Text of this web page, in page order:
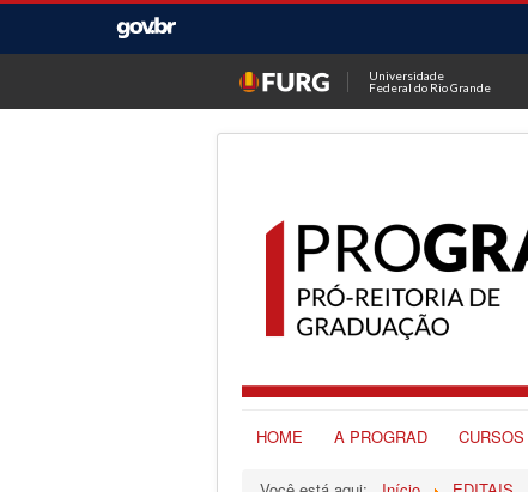
Universidade
Federal do Rio Grande
HOME A PROGRAD CURSOS